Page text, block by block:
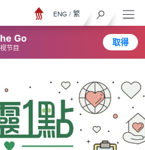
Go
节目
取得
ENG / 繁